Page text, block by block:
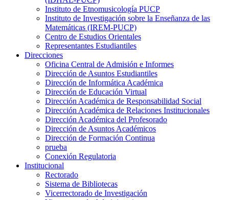
Instituto de Etnomusicología PUCP
Instituto de Investigación sobre la Enseñanza de las
Matemáticas (IREM-PUCP)
Centro de Estudios Orientales
Representantes Estudiantiles
Direcciones
Oficina Central de Admisión e Informes
Dirección de Asuntos Estudiantiles
Dirección de Informática Académica
Dirección de Educación Virtual
Dirección Académica de Responsabilidad Social
Dirección Académica de Relaciones Institucionales
Dirección Académica del Profesorado
Dirección de Asuntos Académicos
Dirección de Formación Continua
prueba
Conexión Regulatoria
Institucional
Rectorado
Sistema de Bibliotecas
Vicerrectorado de Investigación